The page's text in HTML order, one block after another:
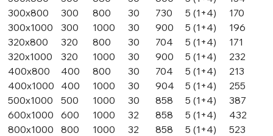
300х800
300 800 30 730 5 (1+4)
170
300х1000
300 1000 30 900 5 (1+4)
196
320х800
320 800 30 704 5 (1+4)
171
320х1000
320 1000 30 900 5 (1+4)
232
400х800
400 800 30 704 5 (1+4)
213
400х1000
400 1000 30 904 5 (1+4)
255
500х1000
500 1000 30 858 5 (1+4)
387
600х1000
600 1000 32 858 5 (1+4)
432
800х1000
800 1000 32 858 5 (1+4)
523